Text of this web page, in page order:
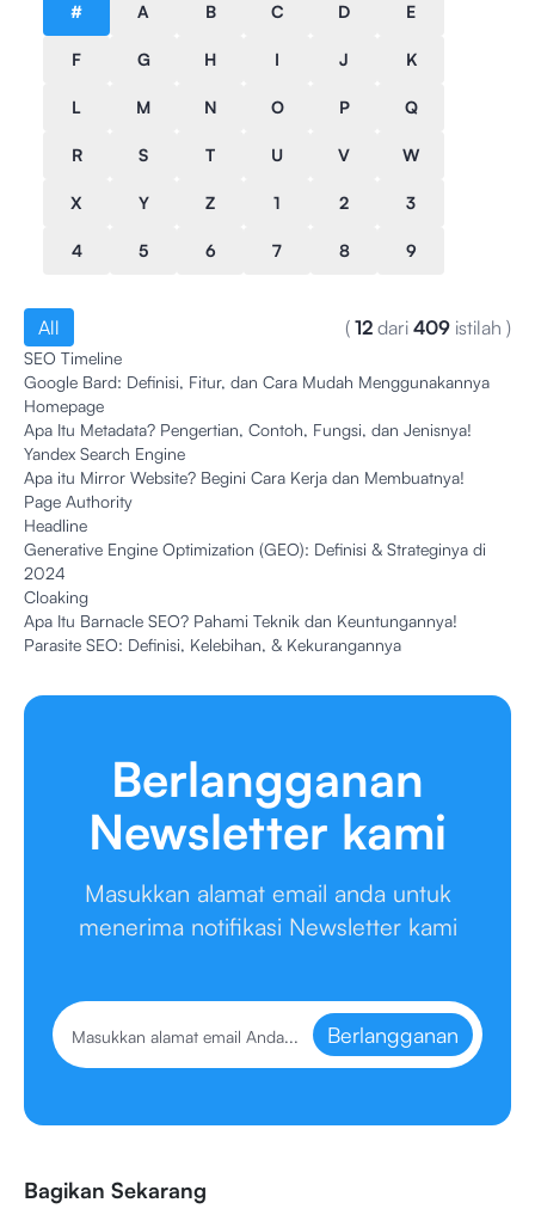
# A B C D E
F G H I J K
L M N O P Q
R S T U V W
X Y Z 1 2 3
4 5 6 7 8 9
All ( 12 dari 409 istilah )
SEO Timeline
Google Bard: Definisi, Fitur, dan Cara Mudah Menggunakannya
Homepage
Apa Itu Metadata? Pengertian, Contoh, Fungsi, dan Jenisnya!
Yandex Search Engine
Apa itu Mirror Website? Begini Cara Kerja dan Membuatnya!
Page Authority
Headline
Generative Engine Optimization (GEO): Definisi & Strateginya di
2024
Cloaking
Apa Itu Barnacle SEO? Pahami Teknik dan Keuntungannya!
Parasite SEO: Definisi, Kelebihan, & Kekurangannya
Berlangganan
Newsletter kami
Masukkan alamat email anda untuk
menerima notifikasi Newsletter kami
Berlangganan
Bagikan Sekarang